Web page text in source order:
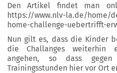
Den Artikel findet man
https://www.nlv-la.de/home/
home-challenge-uebertrifft-
Nun gilt es, dass die Kinder
die Challanges weiterhin
angehen, so dass
Trainingsstunden hier vor Ort